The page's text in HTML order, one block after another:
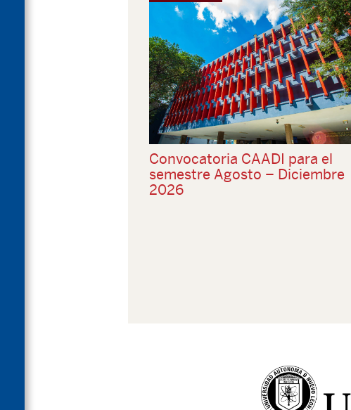
Convocatoria CAADI para el
semestre Agosto – Diciembre
2026